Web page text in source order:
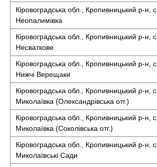
Кіровоградська обл., Кропивницький р-н, с.
Неопалимівка
Кіровоградська обл., Кропивницький р-н, с.
Несваткове
Кіровоградська обл., Кропивницький р-н, с.
Нижчі Верещаки
Кіровоградська обл., Кропивницький р-н, с.
Миколаївка (Олександрівська отг.)
Кіровоградська обл., Кропивницький р-н, с.
Миколаївка (Соколівська отг.)
Кіровоградська обл., Кропивницький р-н, с.
Миколаївські Сади